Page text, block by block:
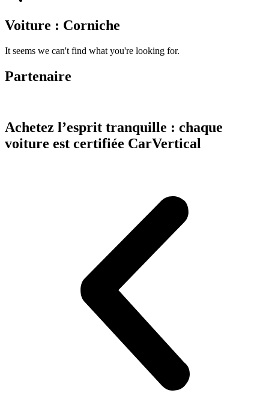
Voiture : Corniche
It seems we can't find what you're looking for.
Partenaire
Achetez l’esprit tranquille : chaque
voiture est certifiée CarVertical